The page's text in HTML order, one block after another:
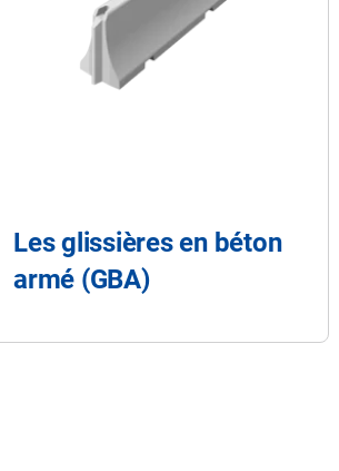
Les glissières en béton
armé (GBA)